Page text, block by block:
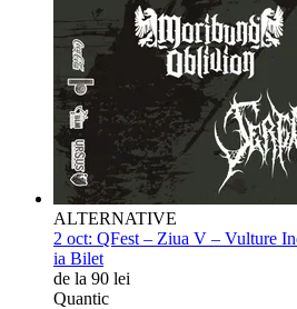
ALTERNATIVE
2 oct: QFest – Ziua V – Vulture
ia Bilet
de la 90 lei
Quantic